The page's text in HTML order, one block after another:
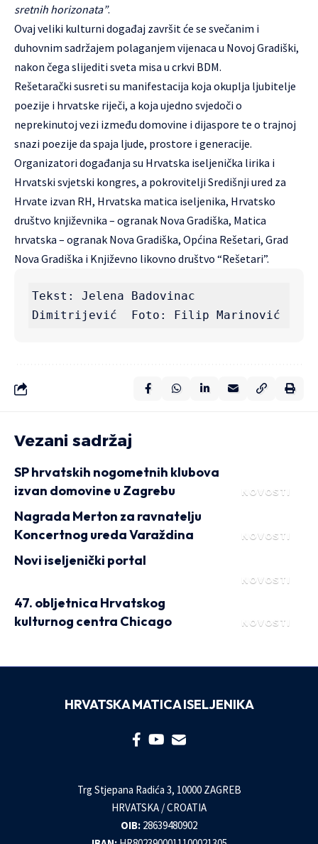
sretnih horizonata”.
Ovaj veliki kulturni događaj završit će se svečanim i
duhovnim sadržajem polaganjem vijenaca u Novoj Gradiški,
nakon čega slijediti sveta misa u crkvi BDM.
Rešetarački susreti su manifestacija koja okuplja ljubitelje
poezije i hrvatske riječi, a koja ujedno svjedoči o
neprekinutoj vezi između domovine i dijaspore te o trajnoj
snazi poezije da spaja ljude, prostore i generacije.
Organizatori događanja su Hrvatska iseljenička lirika i
Hrvatski svjetski kongres, a pokrovitelji Središnji ured za
Hrvate izvan RH, Hrvatska matica iseljenika, Hrvatsko
društvo književnika – ogranak Nova Gradiška, Matica
hrvatska – ogranak Nova Gradiška, Općina Rešetari, Grad
Nova Gradiška i Književno likovno društvo “Rešetari”.
Tekst: Jelena Badovinac
Dimitrijević  Foto: Filip Marinović
Vezani sadržaj
NOVOSTI
SP hrvatskih nogometnih klubova
izvan domovine u Zagrebu
NOVOSTI
Nagrada Merton za ravnatelju
Koncertnog ureda Varaždina
NOVOSTI
Novi iseljenički portal
NOVOSTI
47. obljetnica Hrvatskog
kulturnog centra Chicago
HRVATSKA MATICA ISELJENIKA
Trg Stjepana Radića 3, 10000 ZAGREB
HRVATSKA / CROATIA
OIB: 28639480902